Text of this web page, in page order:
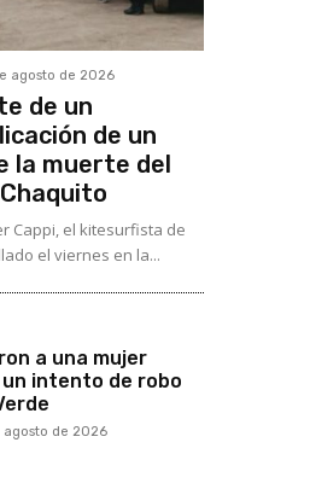
agosto de 2026
de un
de un
la muerte del
Cappi, el kitesurfista de
el viernes en la...
a una mujer
intento de robo
agosto de 2026